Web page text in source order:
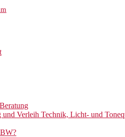
und Verleih Technik, Licht- und